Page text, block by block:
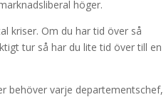
höger.
kriser. Om du har tid över så
tur så har du lite tid över till en
behöver varje departementschef,